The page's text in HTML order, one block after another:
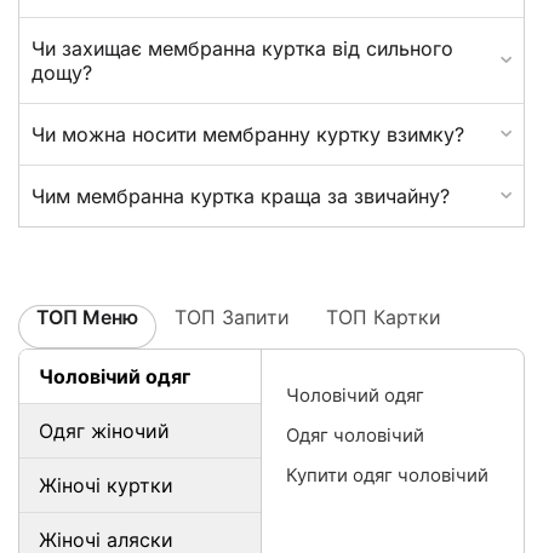
Чи захищає мембранна куртка від сильного
дощу?
Чи можна носити мембранну куртку взимку?
Чим мембранна куртка краща за звичайну?
ТОП Меню ТОП Запити ТОП Картки
Чоловічий одяг
Одяг жіночий
Жіночі куртки
Жіночі аляски
Чоловічий одяг
Одяг чоловічий
Купити одяг чоловічий